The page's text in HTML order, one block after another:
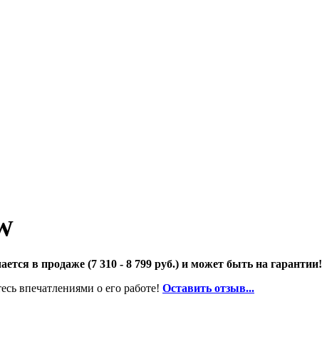
в продаже (7 310 - 8 799 руб.) и может быть на гарантии!
впечатлениями о его работе! Оставить отзыв...